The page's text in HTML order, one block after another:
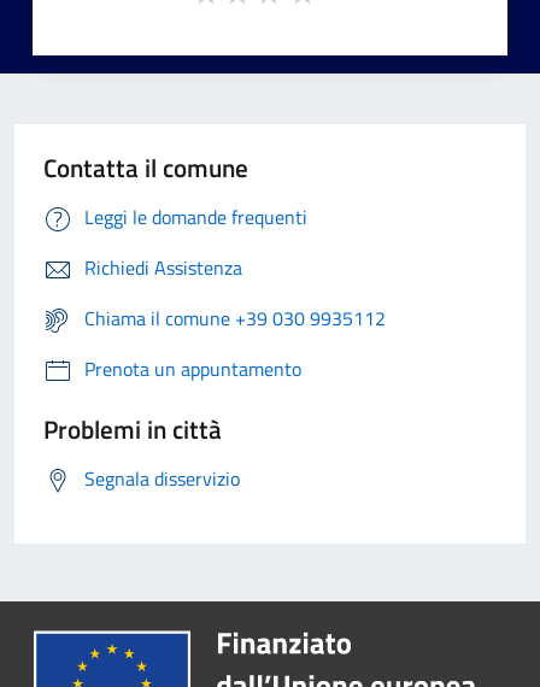
Contatta il comune
Leggi le domande frequenti
Richiedi Assistenza
Chiama il comune +39 030 9935112
Prenota un appuntamento
Problemi in città
Segnala disservizio